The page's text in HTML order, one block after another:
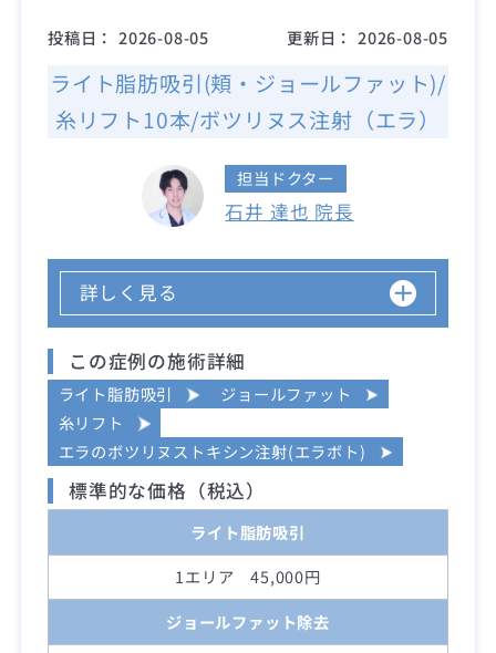
投稿日： 2026-08-05 更新日： 2026-08-05
ライト脂肪吸引(頬・ジョールファット)/
糸リフト10本/ボツリヌス注射（エラ）
担当ドクター
石井 達也 院長
詳しく見る
この症例の施術詳細
ライト脂肪吸引
ジョールファット
糸リフト
エラのボツリヌストキシン注射(エラボト)
標準的な価格（税込）
ライト脂肪吸引
1エリア 45,000円
ジョールファット除去